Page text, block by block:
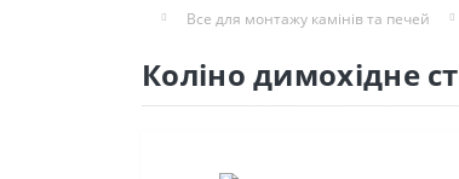
Все для монтажу камінів та печей
Коліно димохідне